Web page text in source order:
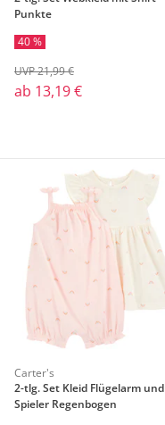
Punkte
40 %
ab 13,19 €
UVP 21,99 €
Carter's
2-tlg. Set Kleid Flügelarm und
Spieler Regenbogen